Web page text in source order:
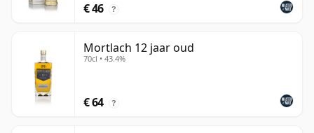
€ 46 ?
Mortlach 12 jaar oud
70cl • 43.4%
€ 64 ?